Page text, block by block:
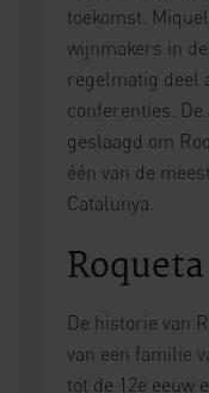
toekomst.
wijnmakers in
regelmatig deel
conferenties.
geslaagd om
één van de
Catalunya.
De historie van
van een familie
tot de 12e eeuw